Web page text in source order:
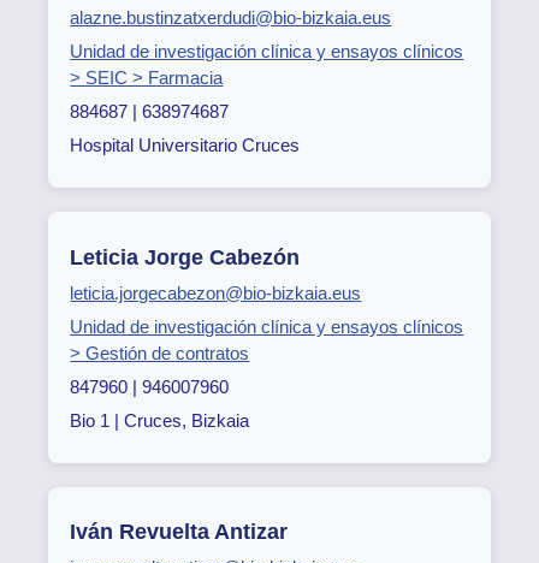
alazne.bustinzatxerdudi@bio-bizkaia.eus
Unidad de investigación clínica y ensayos clínicos
> SEIC > Farmacia
884687 | 638974687
Hospital Universitario Cruces
Leticia Jorge Cabezón
leticia.jorgecabezon@bio-bizkaia.eus
Unidad de investigación clínica y ensayos clínicos
> Gestión de contratos
847960 | 946007960
Bio 1 | Cruces, Bizkaia
Iván Revuelta Antizar